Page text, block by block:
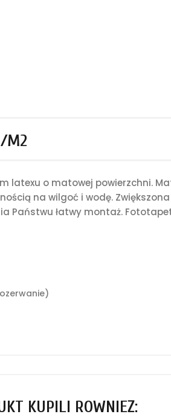
M2
o matowej powierzchni.
na wilgoć i wodę.
Państwu łatwy montaż.
KUPILI RÓWNIEŻ: